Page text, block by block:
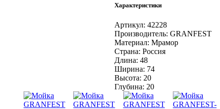
(ECO)
78
1
чаша+крыло
740*480
мм
(ПЕСОК)
(без
сифона)
Характеристики
Артикул: 42228
Производитель: GRANFEST
Материал: Мрамор
Страна: Россия
Длина: 48
Ширина: 74
Высота: 20
Глубина: 20